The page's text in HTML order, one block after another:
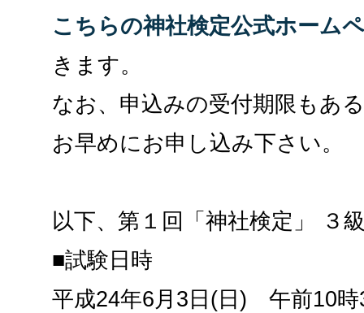
こちらの神社検定公式ホーム
きます。
なお、申込みの受付期限もあ
お早めにお申し込み下さい。
以下、第１回「神社検定」 ３
■試験日時
平成24年6月3日(日) 午前10